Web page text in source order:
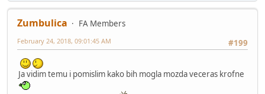
Zumbulica
FA Members
#199
February 24, 2018, 09:01:45 AM
Ja vidim temu i pomislim kako bih mogla mozda veceras krofne